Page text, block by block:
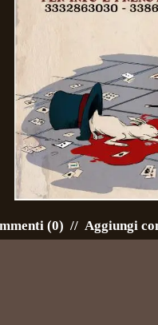
(0) // Aggiungi